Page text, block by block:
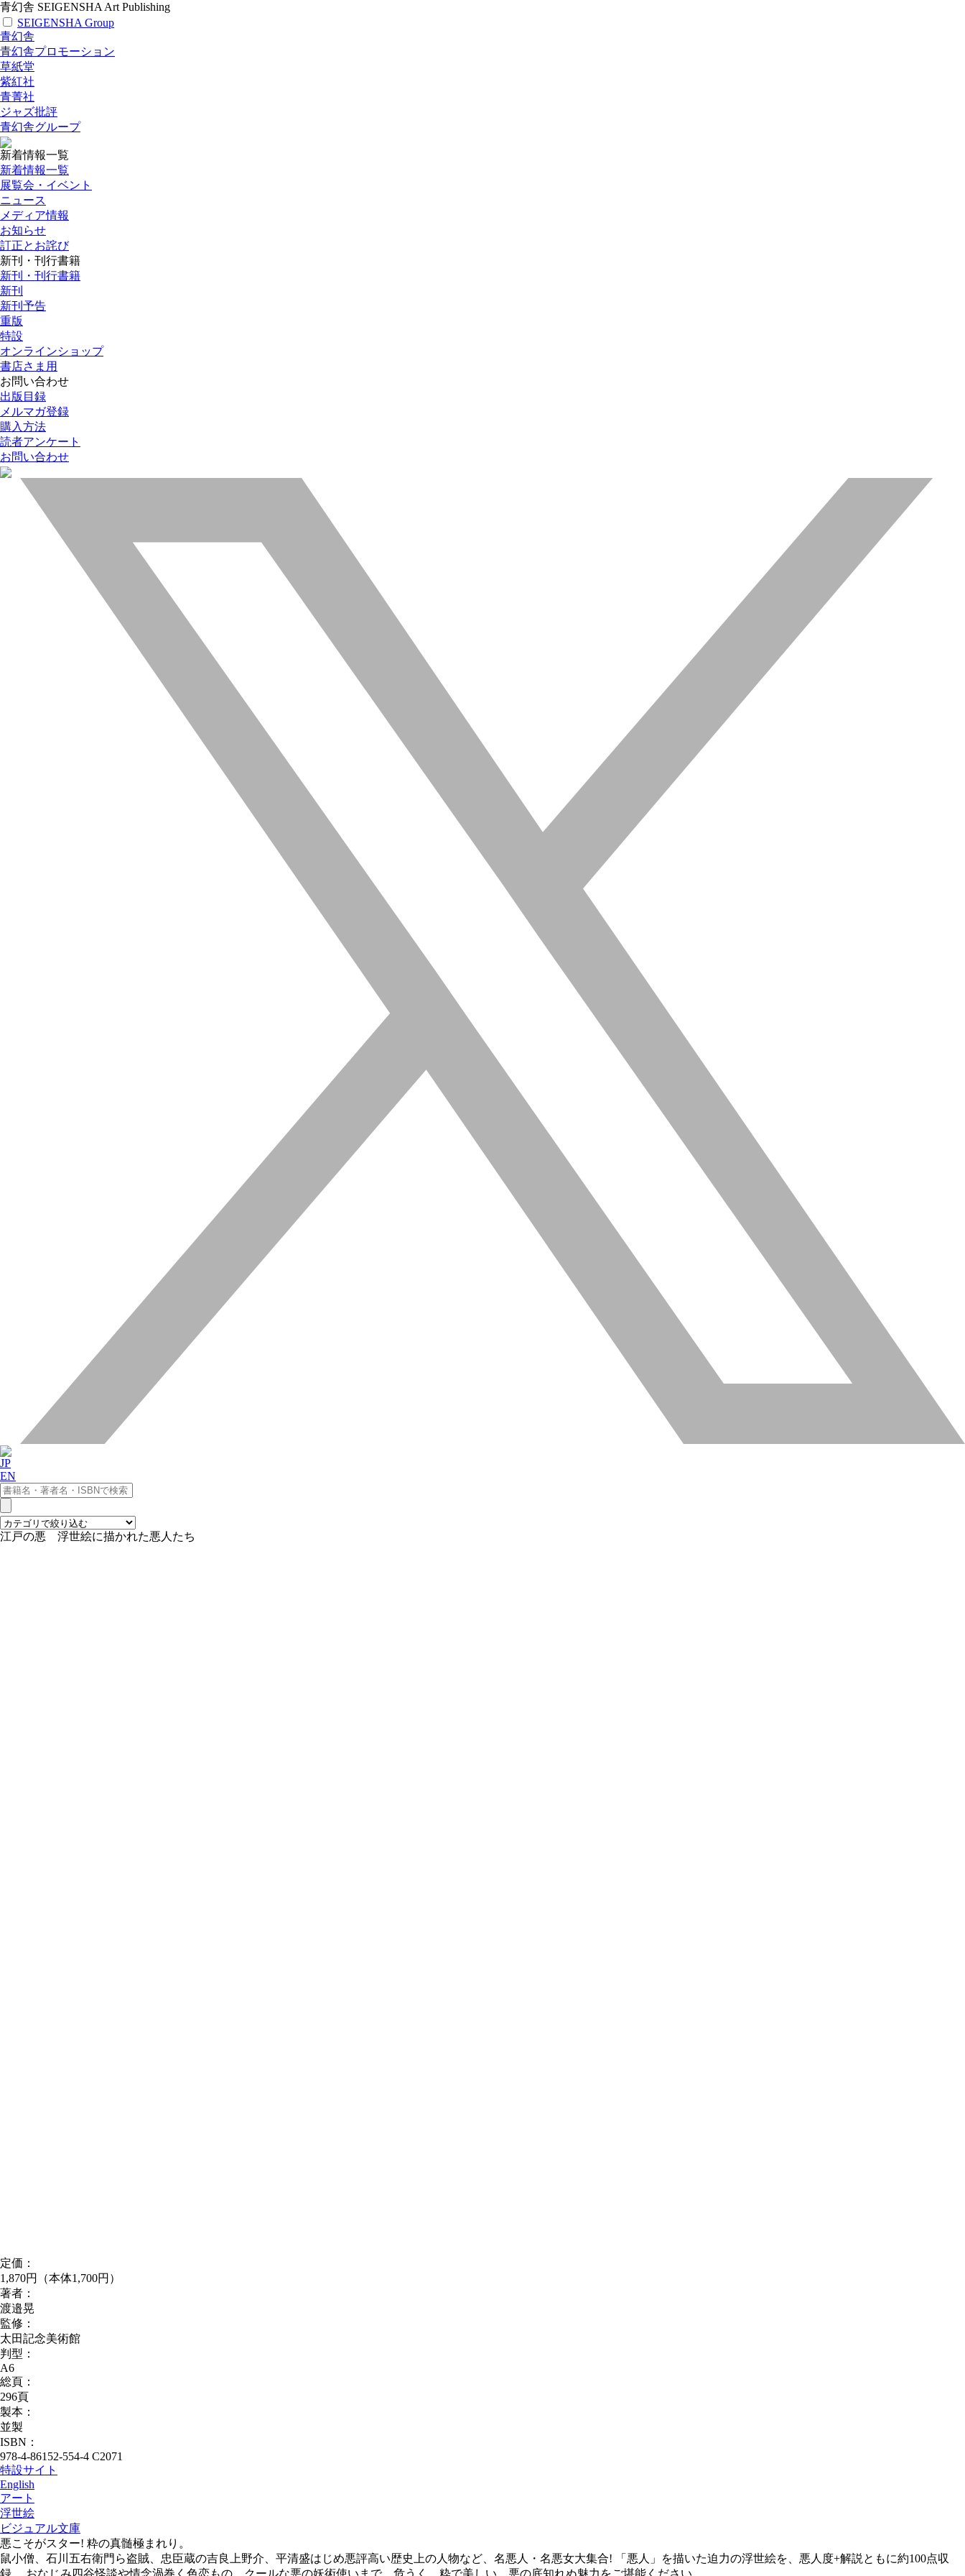
青幻舎 SEIGENSHA Art Publishing
SEIGENSHA Group
青幻舎
青幻舎プロモーション
草紙堂
紫紅社
青菁社
ジャズ批評
青幻舎グループ
新着情報一覧
新着情報一覧
展覧会・イベント
ニュース
メディア情報
お知らせ
訂正とお詫び
新刊・刊行書籍
新刊・刊行書籍
新刊
新刊予告
重版
特設
オンラインショップ
書店さま用
お問い合わせ
出版目録
メルマガ登録
購入方法
読者アンケート
お問い合わせ
JP
EN
江戸の悪 浮世絵に描かれた悪人たち
定価：
1,870円（本体1,700円）
著者：
渡邉晃
監修：
太田記念美術館
判型：
A6
総頁：
296頁
製本：
並製
ISBN：
978-4-86152-554-4 C2071
特設サイト
English
アート
浮世絵
ビジュアル文庫
悪こそがスター! 粋の真髄極まれり。
鼠小僧、石川五右衛門ら盗賊、忠臣蔵の吉良上野介、平清盛はじめ悪評高い歴史上の人物など、名悪人・名悪女大集合! 「悪人」を描いた迫力の浮世絵を、悪人度+解説ともに約100点収
録。 おなじみ四谷怪談や情念渦巻く色恋もの、クールな悪の妖術使いまで。危うく、粋で美しい、悪の底知れぬ魅力をご堪能ください。